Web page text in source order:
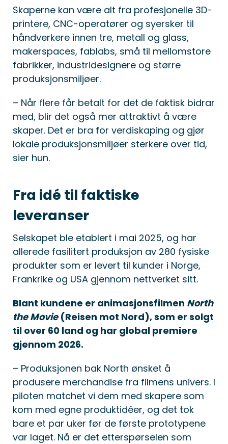
Skaperne kan være alt fra profesjonelle 3D-
printere, CNC-operatører og syersker til
håndverkere innen tre, metall og glass,
makerspaces, fablabs, små til mellomstore
fabrikker, industridesignere og større
produksjonsmiljøer.
– Når flere får betalt for det de faktisk bidrar
med, blir det også mer attraktivt å være
skaper. Det er bra for verdiskaping og gjør
lokale produksjonsmiljøer sterkere over tid,
sier hun.
Fra idé til faktiske
leveranser
Selskapet ble etablert i mai 2025, og har
allerede fasilitert produksjon av 280 fysiske
produkter som er levert til kunder i Norge,
Frankrike og USA gjennom nettverket sitt.
Blant kundene er animasjonsfilmen North
the Movie(Reisen mot Nord), som er solgt
til over 60 land og har global premiere
gjennom 2026.
– Produksjonen bak North ønsket å
produsere merchandise fra filmens univers. I
piloten matchet vi dem med skapere som
kom med egne produktidéer, og det tok
bare et par uker før de første prototypene
var laget. Nå er det etterspørselen som